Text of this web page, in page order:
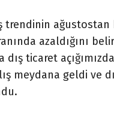
trendinin
azaldığını
dış ticaret
meydana geldi ve